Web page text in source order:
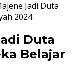
Jadi Duta
2024
Duta
Belajar